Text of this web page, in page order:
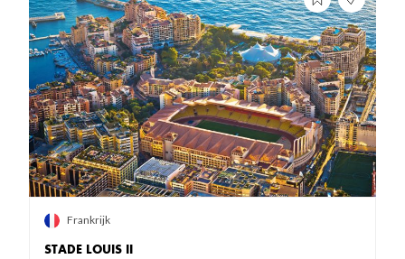
STADE LOUIS II
Frankrijk